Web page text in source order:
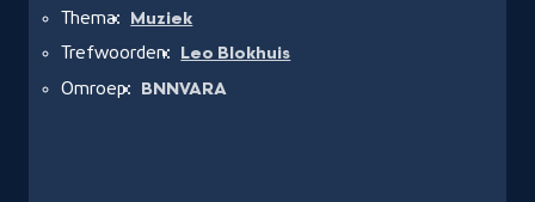
Thema: Muziek
Trefwoorden: Leo Blokhuis
Omroep: BNNVARA